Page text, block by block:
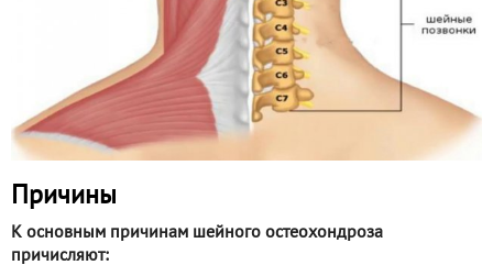
Причины
К основным причинам шейного остеохондроза
причисляют: